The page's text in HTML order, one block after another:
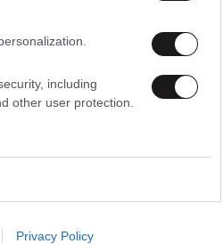
including
other user protection.
Privacy Policy
των
τις ίδιες
της